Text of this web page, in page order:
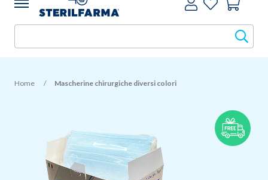
Home Mascherine chirurgiche diversi colori